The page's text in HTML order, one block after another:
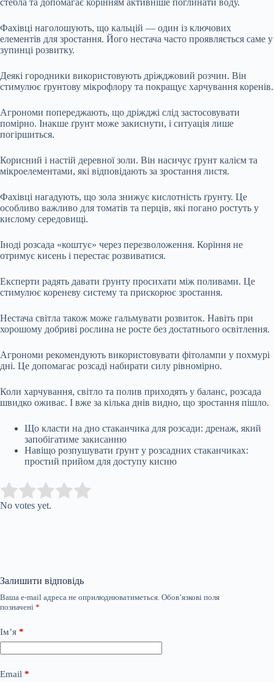
Фахівці наголошують, що кальцій — один із ключових
елементів для зростання. Його нестача часто проявляється саме у
зупинці розвитку.
Деякі городники використовують дріжджовий розчин. Він
стимулює ґрунтову мікрофлору та покращує харчування коренів.
Агрономи попереджають, що дріжджі слід застосовувати
помірно. Інакше ґрунт може закиснути, і ситуація лише
погіршиться.
Корисний і настій деревної золи. Він насичує ґрунт калієм та
мікроелементами, які відповідають за зростання листя.
Фахівці нагадують, що зола знижує кислотність ґрунту. Це
особливо важливо для томатів та перців, які погано ростуть у
кислому середовищі.
Іноді розсада «коштує» через перезволоження. Коріння не
отримує кисень і перестає розвиватися.
Експерти радять давати ґрунту просихати між поливами. Це
стимулює кореневу систему та прискорює зростання.
Нестача світла також може гальмувати розвиток. Навіть при
хорошому добриві рослина не росте без достатнього освітлення.
Агрономи рекомендують використовувати фітолампи у похмурі
дні. Це допомагає розсаді набирати силу рівномірно.
Коли харчування, світло та полив приходять у баланс, розсада
швидко оживає. І вже за кілька днів видно, що зростання пішло.
Що класти на дно стаканчика для розсади: дренаж, який
запобігатиме закисанню
Навіщо розпушувати ґрунт у розсадних стаканчиках:
простий прийом для доступу кисню
Rate this item:
No votes yet.
Залишити відповідь
Ваша e-mail адреса не оприлюднюватиметься. Обов’язкові поля
позначені *
Ім’я *
Email *